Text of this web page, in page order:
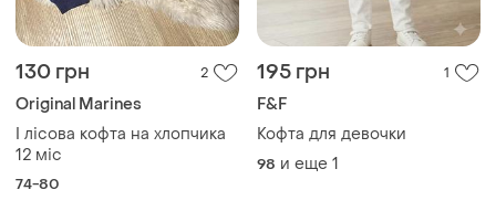
130 грн 2
Original Marines
І лісова кофта на хлопчика
12 міс
74-80
195 грн 1
F&F
Кофта для девочки
98 и еще 1